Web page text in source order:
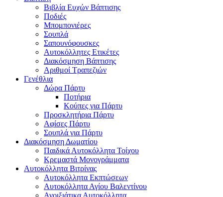
Βιβλία Ευχών Βάπτισης
Ποδιές
Μπομπονιέρες
Σουπλά
Σαπουνόφουσκες
Αυτοκόλλητες Ετικέτες
Διακόσμηση Βάπτισης
Αριθμοί Τραπεζιών
Γενέθλια
Δώρα Πάρτυ
Ποτήρια
Κούπες για Πάρτυ
Προσκλητήρια Πάρτυ
Αφίσες Πάρτυ
Σουπλά για Πάρτυ
Διακόσμηση Δωματίου
Παιδικά Αυτοκόλλητα Τοίχου
Κρεμαστά Μονογράμματα
Αυτοκόλλητα Βιτρίνας
Αυτοκόλλητα Εκπτώσεων
Αυτοκόλλητα Αγίου Βαλεντίνου
Ανοιξιάτικα Αυτοκόλλητα